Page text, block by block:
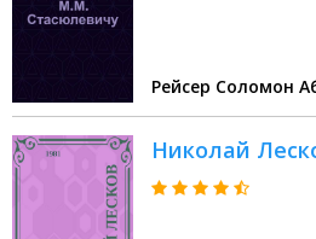
Рейсер Соломон
Николай